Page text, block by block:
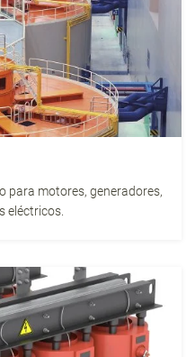
para motores, generadores,
eléctricos.